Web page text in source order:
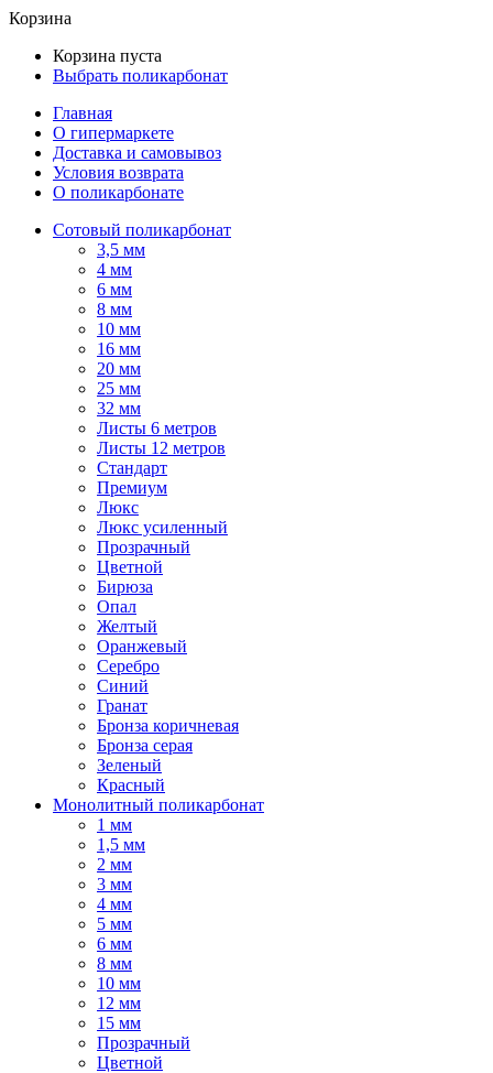
Корзина
Корзина пуста
Выбрать поликарбонат
Главная
О гипермаркете
Доставка и самовывоз
Условия возврата
О поликарбонате
Сотовый поликарбонат
3,5 мм
4 мм
6 мм
8 мм
10 мм
16 мм
20 мм
25 мм
32 мм
Листы 6 метров
Листы 12 метров
Стандарт
Премиум
Люкс
Люкс усиленный
Прозрачный
Цветной
Бирюза
Опал
Желтый
Оранжевый
Серебро
Синий
Гранат
Бронза коричневая
Бронза серая
Зеленый
Красный
Монолитный поликарбонат
1 мм
1,5 мм
2 мм
3 мм
4 мм
5 мм
6 мм
8 мм
10 мм
12 мм
15 мм
Прозрачный
Цветной